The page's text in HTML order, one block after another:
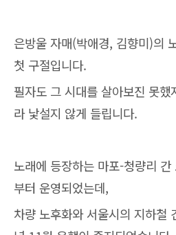
은방울 자매(박애경, 김향미)의
첫 구절입니다.
필자도 그 시대를 살아보진 못
라 낯설지 않게 들립니다.
노래에 등장하는 마포-청량리
부터 운영되었는데,
차량 노후화와 서울시의 지하철